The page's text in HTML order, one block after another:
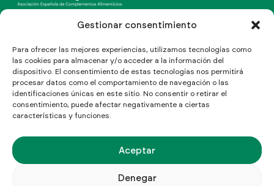
Gestionar consentimiento
Para ofrecer las mejores experiencias, utilizamos tecnologías como
las cookies para almacenar y/o acceder a la información del
dispositivo. El consentimiento de estas tecnologías nos permitirá
procesar datos como el comportamiento de navegación o las
identificaciones únicas en este sitio. No consentir o retirar el
consentimiento, puede afectar negativamente a ciertas
características y funciones.
Aceptar
Denegar
Síguenos
C/ Aragón 208, Ático 4º
08011 Barcelona, España
Cómo llegar
T: (+34) 934 513 155